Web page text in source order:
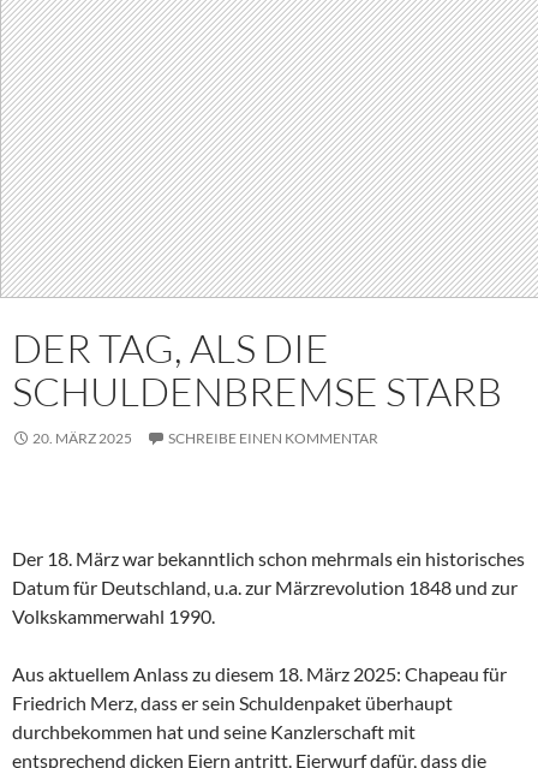
DER TAG, ALS DIE
SCHULDENBREMSE STARB
20. MÄRZ 2025 SCHREIBE EINEN KOMMENTAR
Der 18. März war bekanntlich schon mehrmals ein historisches
Datum für Deutschland, u.a. zur Märzrevolution 1848 und zur
Volkskammerwahl 1990.
Aus aktuellem Anlass zu diesem 18. März 2025: Chapeau für
Friedrich Merz, dass er sein Schuldenpaket überhaupt
durchbekommen hat und seine Kanzlerschaft mit
entsprechend dicken Eiern antritt. Eierwurf dafür, dass die